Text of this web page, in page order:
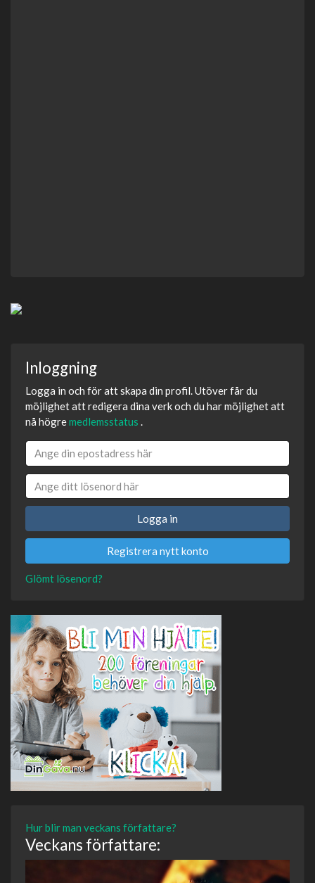
Inloggning
Logga in och för att skapa din profil. Utöver får du
möjlighet att redigera dina verk och du har möjlighet att
nå högremedlemsstatus .
Logga in
Registrera nytt konto
Glömt lösenord?
Hur blir man veckans författare?
Veckans författare: